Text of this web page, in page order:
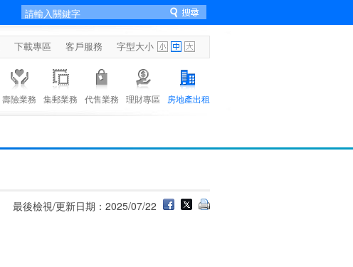
下載專區 客戶服務 字型大小
壽險業務 集郵業務 代售業務 理財專區 房地產出租
最後檢視/更新日期：2025/07/22